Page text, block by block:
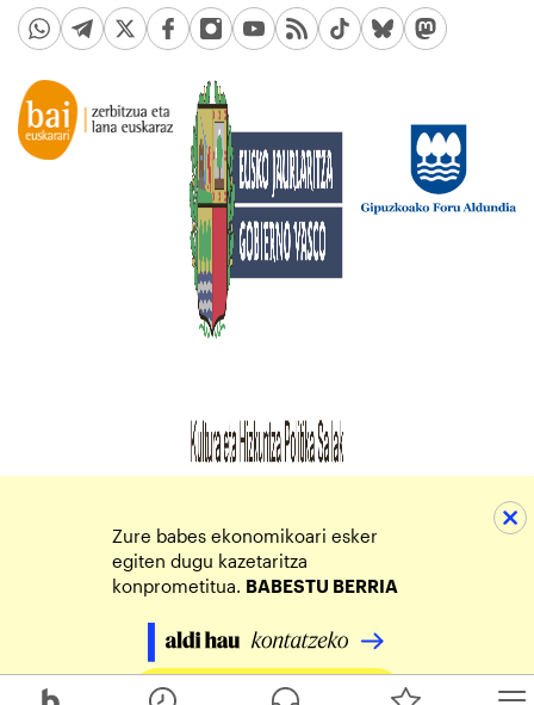
Zure babes ekonomikoari esker
egiten dugu kazetaritza
konprometitua. BABESTU BERRIA
Egin zure ekarpena